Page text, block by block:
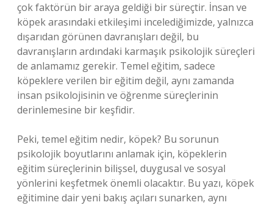
çok faktörün bir araya geldiği bir süreçtir. İnsan ve
köpek arasındaki etkileşimi incelediğimizde, yalnızca
dışarıdan görünen davranışları değil, bu
davranışların ardındaki karmaşık psikolojik süreçleri
de anlamamız gerekir. Temel eğitim, sadece
köpeklere verilen bir eğitim değil, aynı zamanda
insan psikolojisinin ve öğrenme süreçlerinin
derinlemesine bir keşfidir.
Peki, temel eğitim nedir, köpek? Bu sorunun
psikolojik boyutlarını anlamak için, köpeklerin
eğitim süreçlerinin bilişsel, duygusal ve sosyal
yönlerini keşfetmek önemli olacaktır. Bu yazı, köpek
eğitimine dair yeni bakış açıları sunarken, aynı